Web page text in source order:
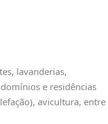
lavanderias,
e residências
avicultura, entre